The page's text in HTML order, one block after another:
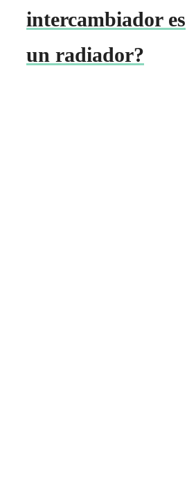
intercambiador es
un radiador?